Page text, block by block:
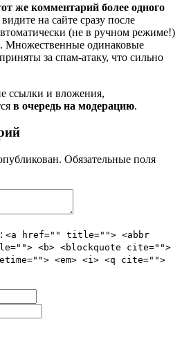
же комментарий более одного
на сайте сразу после
(не в ручном режиме!)
Множественные одинаковые
за спам-атаку, что сильно
ссылки и вложения,
в очередь на модерацию.
Обязательные поля
<a href="" title=""> <abbr
<b> <blockquote cite="">
<em> <i> <q cite="">